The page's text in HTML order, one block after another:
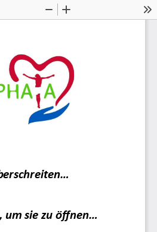
ZoomZoom
...
um sie zu öffnen...